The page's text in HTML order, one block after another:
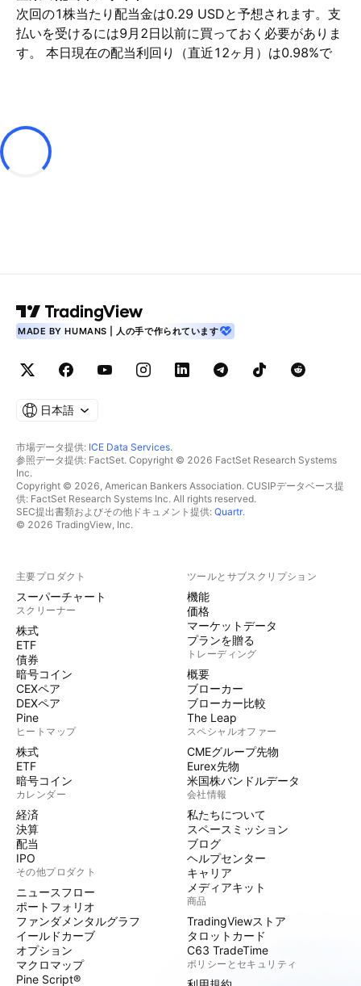
次回の1株当たり配当金は0.29 USDと予想されます。支
払いを受けるには9月2日以前に買っておく必要がありま
す。 本日現在の配当利回り（直近12ヶ月）は0.98%で
MADE BY HUMANS | 人の手で作られています
日本語
市場データ提供: ICE Data Services.
参照データ提供: FactSet. Copyright © 2026 FactSet Research Systems
Inc.
Copyright © 2026, American Bankers Association. CUSIPデータベース提
供: FactSet Research Systems Inc. All rights reserved.
SEC提出書類およびその他ドキュメント提供: Quartr.
© 2026 TradingView, Inc.
主要プロダクト
スーパーチャート
スクリーナー
株式
ETF
債券
暗号コイン
CEXペア
DEXペア
Pine
ヒートマップ
株式
ETF
暗号コイン
カレンダー
経済
決算
配当
IPO
その他プロダクト
ニュースフロー
ポートフォリオ
ファンダメンタルグラフ
イールドカーブ
オプション
マクロマップ
Pine Script®
ツールとサブスクリプション
機能
価格
マーケットデータ
プランを贈る
トレーディング
概要
ブローカー
ブローカー比較
The Leap
スペシャルオファー
CMEグループ先物
Eurex先物
米国株バンドルデータ
会社情報
私たちについて
スペースミッション
ブログ
ヘルプセンター
キャリア
メディアキット
商品
TradingViewストア
タロットカード
C63 TradeTime
ポリシーとセキュリティ